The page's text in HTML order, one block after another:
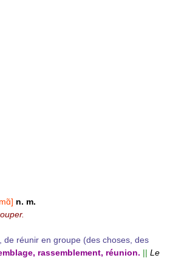
n. m.
de réunir en groupe (des choses, des
rassemblement, réunion. || Le